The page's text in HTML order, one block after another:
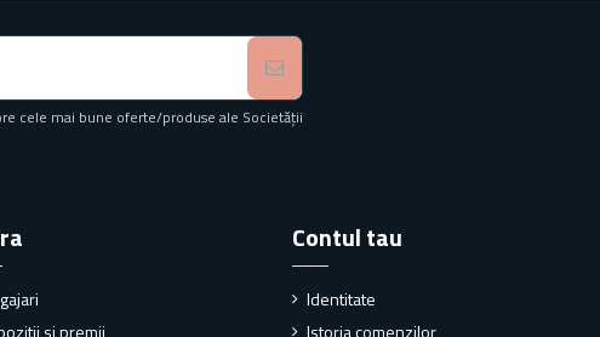
cele mai bune oferte/produse ale Societății
si premii
Contul tau
Identitate
Istoria comenzilor